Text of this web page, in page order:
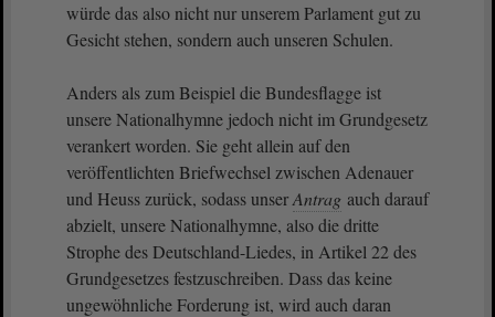
würde das also nicht nur unserem Parlament gut zu
Gesicht stehen, sondern auch unseren Schulen.
Anders als zum Beispiel die Bundesflagge ist
unsere Nationalhymne jedoch nicht im Grundgesetz
verankert worden. Sie geht allein auf den
veröffentlichten Briefwechsel zwischen Adenauer
und Heuss zurück, sodass unserAntrag auch darauf
abzielt, unsere Nationalhymne, also die dritte
Strophe des Deutschland-Liedes, in Artikel 22 des
Grundgesetzes festzuschreiben. Dass das keine
ungewöhnliche Forderung ist, wird auch daran